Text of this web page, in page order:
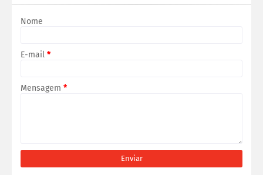
Nome
E-mail *
Mensagem *